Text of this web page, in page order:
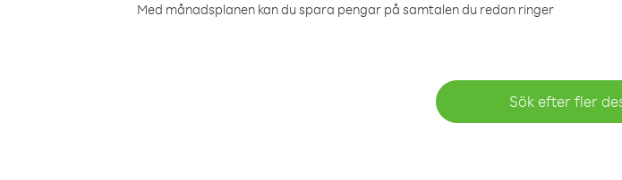
Med månadsplanen kan du spara pengar på samtalen du redan ringer
Sök efter fler